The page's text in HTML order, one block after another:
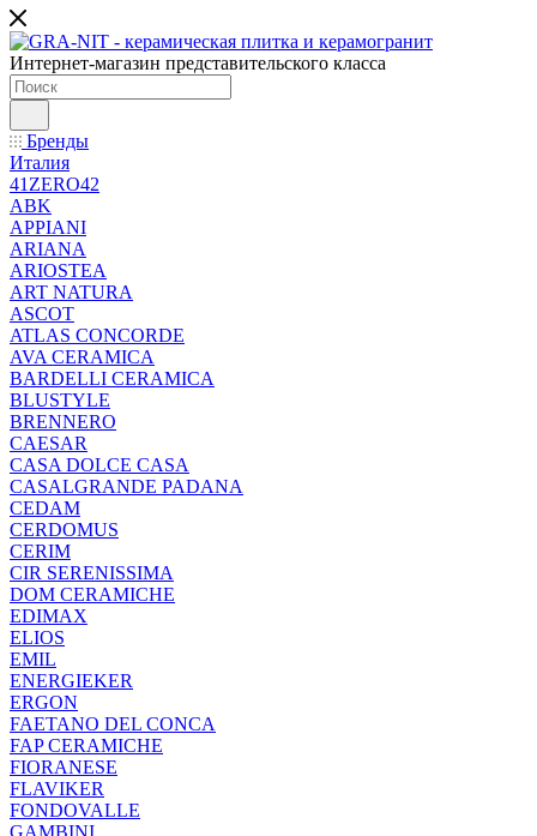
Интернет-магазин представительского класса
Бренды
Италия
41ZERO42
ABK
APPIANI
ARIANA
ARIOSTEA
ART NATURA
ASCOT
ATLAS CONCORDE
AVA CERAMICA
BARDELLI CERAMICA
BLUSTYLE
BRENNERO
CAESAR
CASA DOLCE CASA
CASALGRANDE PADANA
CEDAM
CERDOMUS
CERIM
CIR SERENISSIMA
DOM CERAMICHE
EDIMAX
ELIOS
EMIL
ENERGIEKER
ERGON
FAETANO DEL CONCA
FAP CERAMICHE
FIORANESE
FLAVIKER
FONDOVALLE
GAMBINI